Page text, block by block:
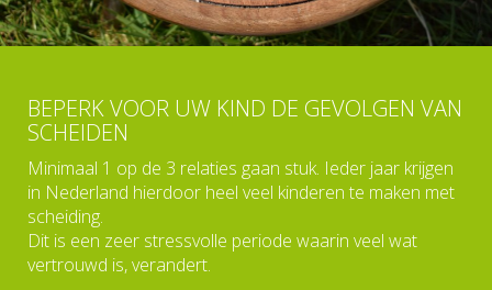
BEPERK VOOR UW KIND DE GEVOLGEN VAN
SCHEIDEN
Minimaal 1 op de 3 relaties gaan stuk. Ieder jaar krijgen
in Nederland hierdoor heel veel kinderen te maken met
scheiding.
Dit is een zeer stressvolle periode waarin veel wat
vertrouwd is, verandert.